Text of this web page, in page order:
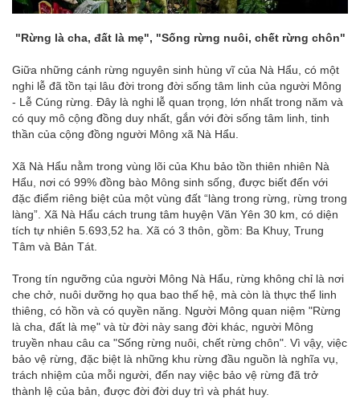
"Rừng là cha, đất là mẹ", "Sống rừng nuôi, chết rừng chôn"
Giữa những cánh rừng nguyên sinh hùng vĩ của Nà Hẩu, có một
nghi lễ đã tồn tại lâu đời trong đời sống tâm linh của người Mông
- Lễ Cúng rừng. Đây là nghi lễ quan trọng, lớn nhất trong năm và
có quy mô cộng đồng duy nhất, gắn với đời sống tâm linh, tinh
thần của cộng đồng người Mông xã Nà Hẩu.
Xã Nà Hẩu nằm trong vùng lõi của Khu bảo tồn thiên nhiên Nà
Hẩu, nơi có 99% đồng bào Mông sinh sống, được biết đến với
đặc điểm riêng biệt của một vùng đất “làng trong rừng, rừng trong
làng”. Xã Nà Hẩu cách trung tâm huyện Văn Yên 30 km, có diện
tích tự nhiên 5.693,52 ha. Xã có 3 thôn, gồm: Ba Khuy, Trung
Tâm và Bản Tát.
Trong tín ngưỡng của người Mông Nà Hẩu, rừng không chỉ là nơi
che chở, nuôi dưỡng họ qua bao thế hệ, mà còn là thực thể linh
thiêng, có hồn và có quyền năng. Người Mông quan niệm "Rừng
là cha, đất là mẹ" và từ đời này sang đời khác, người Mông
truyền nhau câu ca "Sống rừng nuôi, chết rừng chôn". Vì vậy, việc
bảo vệ rừng, đặc biệt là những khu rừng đầu nguồn là nghĩa vụ,
trách nhiệm của mỗi người, đến nay việc bảo vệ rừng đã trở
thành lệ của bản, được đời đời duy trì và phát huy.